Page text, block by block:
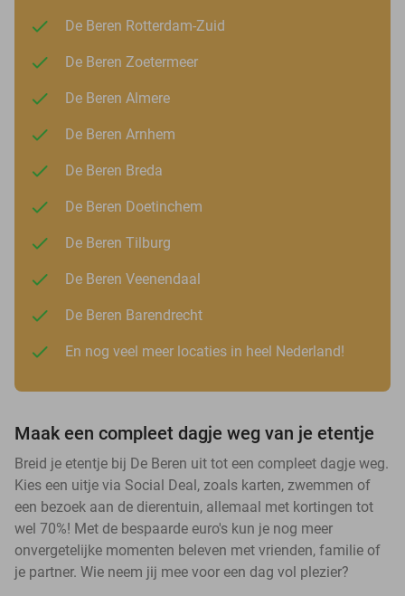
De Beren Rotterdam-Zuid
De Beren Zoetermeer
De Beren Almere
De Beren Arnhem
De Beren Breda
De Beren Doetinchem
De Beren Tilburg
De Beren Veenendaal
De Beren Barendrecht
En nog veel meer locaties in heel Nederland!
Maak een compleet dagje weg van je etentje
Breid je etentje bij De Beren uit tot een compleet dagje weg.
Kies een uitje via Social Deal, zoals karten, zwemmen of
een bezoek aan de dierentuin, allemaal met kortingen tot
wel 70%! Met de bespaarde euro's kun je nog meer
onvergetelijke momenten beleven met vrienden, familie of
je partner. Wie neem jij mee voor een dag vol plezier?